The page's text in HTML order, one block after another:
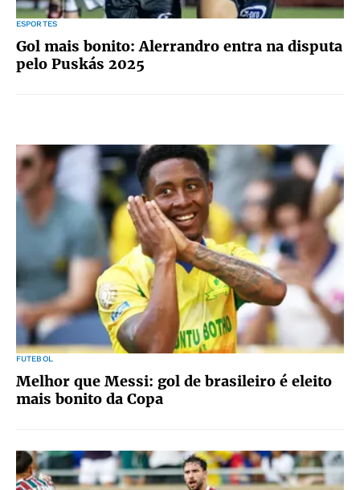
ESPORTES
Gol mais bonito: Alerrandro entra na disputa
pelo Puskás 2025
FUTEBOL
Melhor que Messi: gol de brasileiro é eleito
mais bonito da Copa